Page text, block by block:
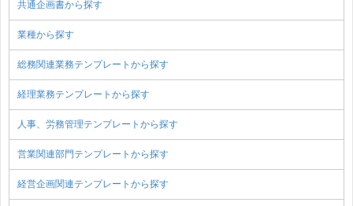
共通企画書から探す
業種から探す
総務関連業務テンプレートから探す
経理業務テンプレートから探す
人事、労務管理テンプレートから探す
営業関連部門テンプレートから探す
経営企画関連テンプレートから探す